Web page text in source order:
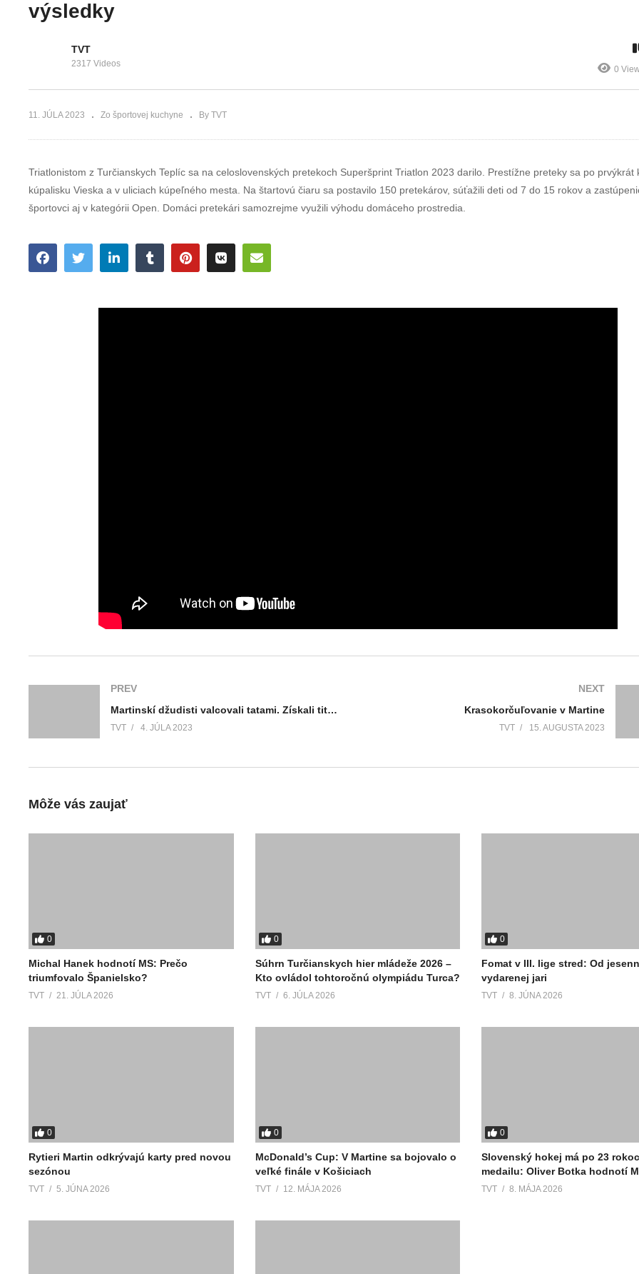
každej stránke
výsledky
TVT
2317 Videos
0
11. JÚLA 2023 Zo športovej kuchyne By TVT
Triatlonistom z Turčianskych Teplíc sa na celoslovenských pretekoch Superšprint Triatlon 2023 darilo. Prestížne preteky sa po prvýkrát
kúpalisku Vieska a v uliciach kúpeľného mesta. Na štartovú čiaru sa postavilo 150 pretekárov, súťažili deti od 7 do 15 rokov a
športovci aj v kategórii Open. Domáci pretekári samozrejme využili výhodu domáceho prostredia.
PREV
Martinskí džudisti valcovali tatami. Získali tituly majstrov Slovenska
TVT 4. JÚLA 2023
NEXT
Krasokorčuľovanie v Martine
TVT 15. AUGUSTA 2023
Môže vás zaujať
0
Michal Hanek hodnotí MS: Prečo
triumfovalo Španielsko?
TVT 21. JÚLA 2026
0
Súhrn Turčianskych hier mládeže 2026 –
Kto ovládol tohtoročnú olympiádu Turca?
TVT 6. JÚLA 2026
0
Fomat v III. lige stred: Od
vydarenej jari
TVT 8. JÚNA 2026
0
Rytieri Martin odkrývajú karty pred novou
sezónou
TVT 5. JÚNA 2026
0
McDonald’s Cup: V Martine sa bojovalo o
veľké finále v Košiciach
TVT 12. MÁJA 2026
0
Slovenský hokej má po 23
medailu: Oliver Botka hodnotí
TVT 8. MÁJA 2026